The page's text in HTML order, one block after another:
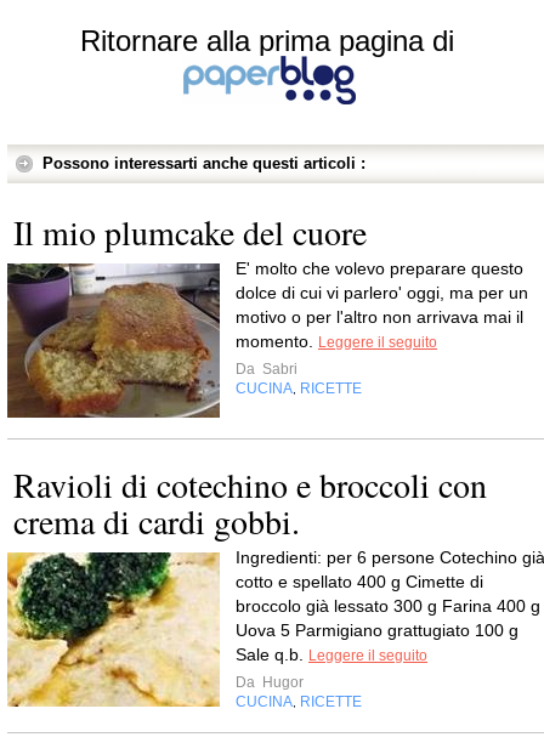
Ritornare alla prima pagina di
Possono interessarti anche questi articoli :
Il mio plumcake del cuore
E' molto che volevo preparare questo
dolce di cui vi parlero' oggi, ma per un
motivo o per l'altro non arrivava mai il
momento.
Leggere il seguito
Da Sabri
CUCINA RICETTE
Ravioli di cotechino e broccoli con
crema di cardi gobbi.
Ingredienti: per 6 persone Cotechino già
cotto e spellato 400 g Cimette di
broccolo già lessato 300 g Farina 400 g
Uova 5 Parmigiano grattugiato 100 g
Sale q.b.
Leggere il seguito
Da Hugor
CUCINA RICETTE